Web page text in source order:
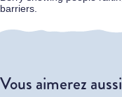
Vous aimerez aussi